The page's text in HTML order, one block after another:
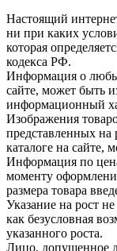
Настоящий
ни при каких
которая
кодекса РФ.
Информация о
сайте, может быть
информационный
Изображения
представленных
каталоге на сайте,
Информация по
моменту
размера товара
Указание на рост
как безусловная
указанного роста.
Лицо, допущенное